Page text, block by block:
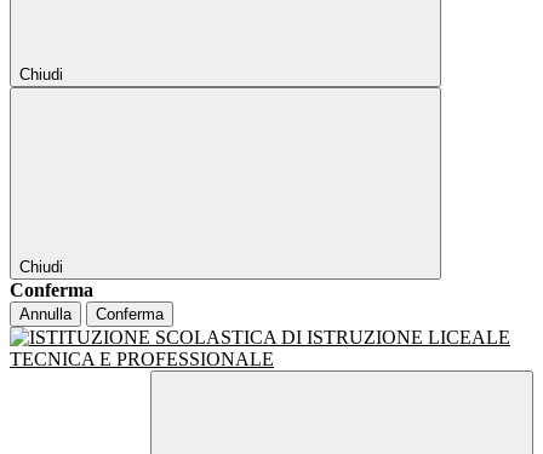
Chiudi
Chiudi
Conferma
Annulla Conferma